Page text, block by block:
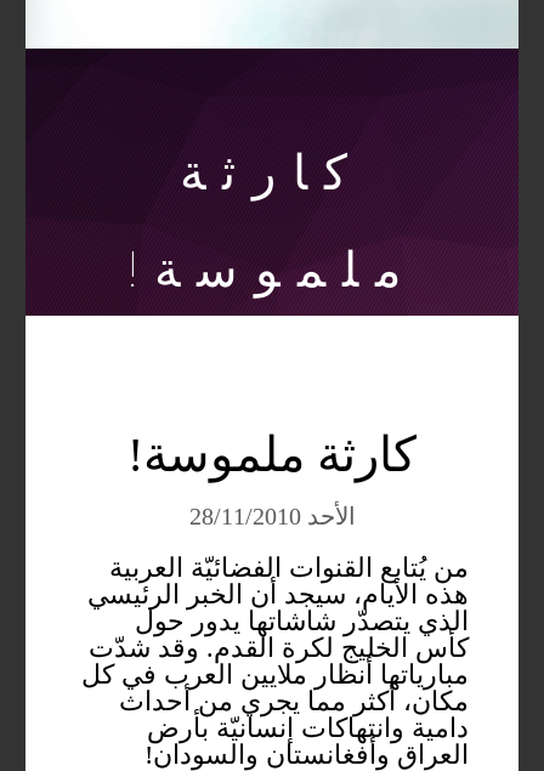
كارثة
ملموسة!
كارثة ملموسة!
الأحد 28/11/2010
من يُتابع القنوات الفضائيّة العربية
هذه الأيام، سيجد أن الخبر الرئيسي
الذي يتصدّر شاشاتها يدور حول
كأس الخليج لكرة القدم. وقد شدّت
مبارياتها أنظار ملايين العرب في كل
مكان، أكثر مما يجري من أحداث
دامية وانتهاكات إنسانيّة بأرض
العراق وأفغانستان والسودان!